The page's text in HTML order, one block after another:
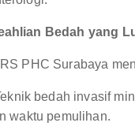
Bedah yang
PHC Surabaya
bedah invasif
waktu pemulihan.